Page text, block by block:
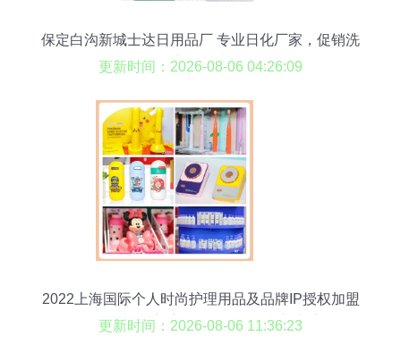
保定白沟新城士达日用品厂 专业日化厂家，促销洗
衣全品类
更新时间：2026-08-06 04:26:09
2022上海国际个人时尚护理用品及品牌IP授权加盟
展览会扬帆启航，引领日用百货新潮流
更新时间：2026-08-06 11:36:23